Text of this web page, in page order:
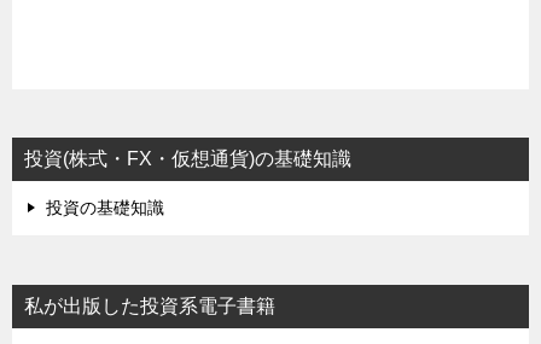
投資(株式・FX・仮想通貨)の基礎知識
投資の基礎知識
私が出版した投資系電子書籍